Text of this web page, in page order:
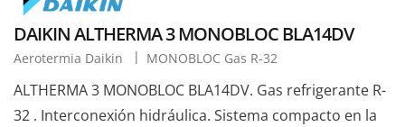
DAIKIN ALTHERMA 3 MONOBLOC BLA14DV
Aerotermia Daikin MONOBLOC Gas R-32
ALTHERMA 3 MONOBLOC BLA14DV. Gas refrigerante R-
32 . Interconexión hidráulica. Sistema compacto en la